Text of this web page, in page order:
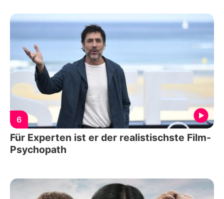
6
Für Experten ist er der realistischste Film-
Psychopath